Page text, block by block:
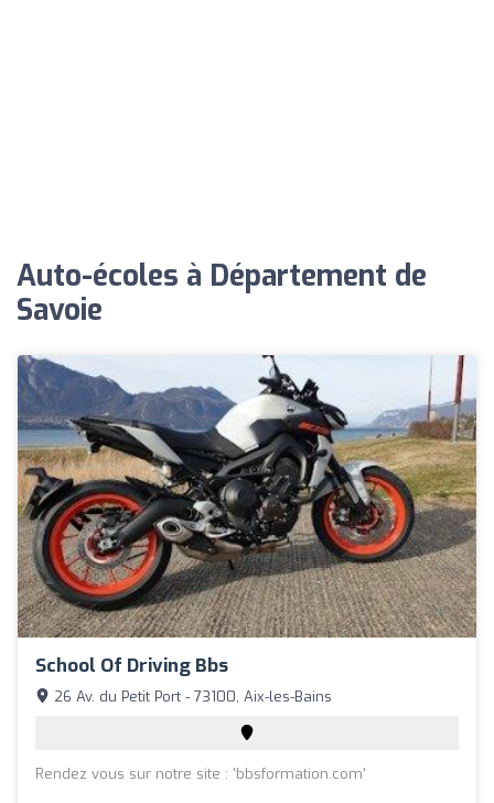
Auto-écoles à Département de
Savoie
School Of Driving Bbs
26 Av. du Petit Port - 73100, Aix-les-Bains
Rendez vous sur notre site : 'bbsformation.com'